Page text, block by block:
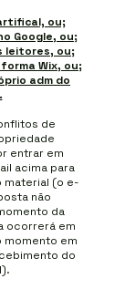
ou;
Google, ou;
leitores, ou;
Wix, ou;
adm do
de
entrar em
acima para
material (o e-
não
da
ocorrerá em
momento em
do